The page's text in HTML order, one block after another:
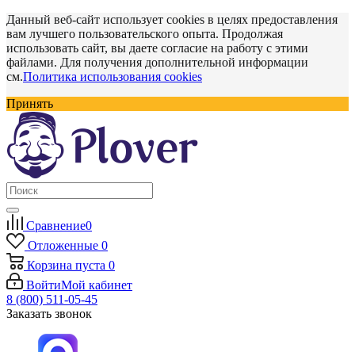
Данный веб-сайт использует cookies в целях предоставления
вам лучшего пользовательского опыта. Продолжая
использовать сайт, вы даете согласие на работу с этими
файлами. Для получения дополнительной информации
см.Политика использования cookies
Принять
Сравнение0
Отложенные 0
Корзина пуста 0
ВойтиМой кабинет
8 (800) 511-05-45
Заказать звонок